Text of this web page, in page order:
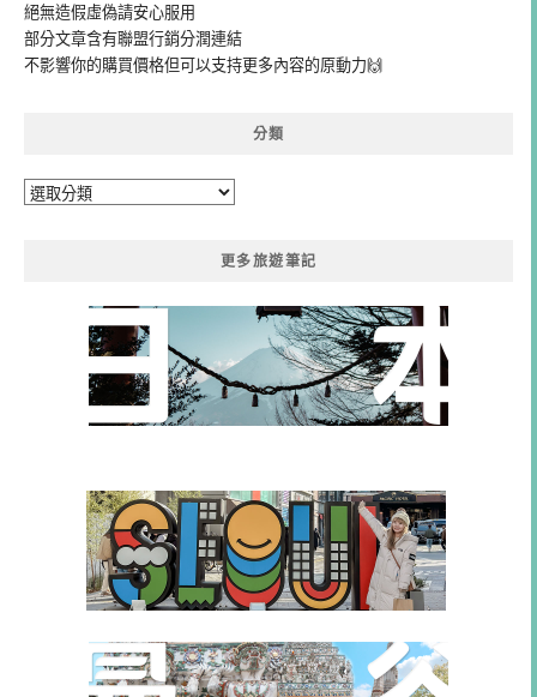
絕無造假虛偽請安心服用
部分文章含有聯盟行銷分潤連結
不影響你的購買價格但可以支持更多內容的原動力🙌
分類
分
更多旅遊筆記